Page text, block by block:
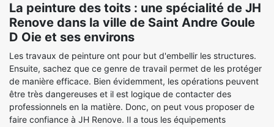
La peinture des toits : une spécialité de JH
Renove dans la ville de Saint Andre Goule
D Oie et ses environs
Les travaux de peinture ont pour but d'embellir les structures.
Ensuite, sachez que ce genre de travail permet de les protéger
de manière efficace. Bien évidemment, les opérations peuvent
être très dangereuses et il est logique de contacter des
professionnels en la matière. Donc, on peut vous proposer de
faire confiance à JH Renove. Il a tous les équipements